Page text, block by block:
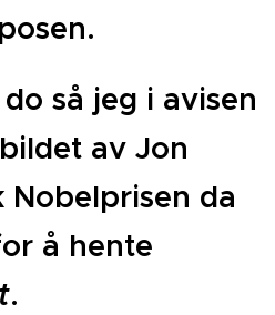
så jeg i avisen
av Jon
Nobelprisen da
å hente
.